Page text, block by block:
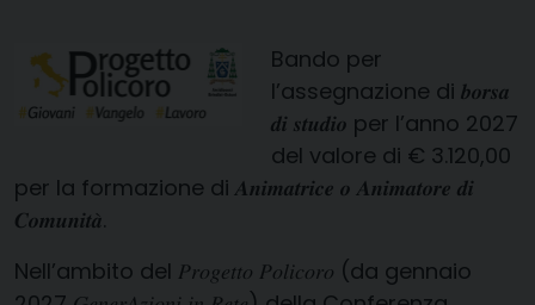
Bando per
l’assegnazione di 𝒃𝒐𝒓𝒔𝒂
𝒅𝒊 𝒔𝒕𝒖𝒅𝒊𝒐 per l’anno 2027
del valore di € 3.120,00
per la formazione di 𝑨𝒏𝒊𝒎𝒂𝒕𝒓𝒊𝒄𝒆 𝒐 𝑨𝒏𝒊𝒎𝒂𝒕𝒐𝒓𝒆 𝒅𝒊
𝑪𝒐𝒎𝒖𝒏𝒊𝒕𝒂̀.
Nell’ambito del 𝑃𝑟𝑜𝑔𝑒𝑡𝑡𝑜 𝑃𝑜𝑙𝑖𝑐𝑜𝑟𝑜 (da gennaio